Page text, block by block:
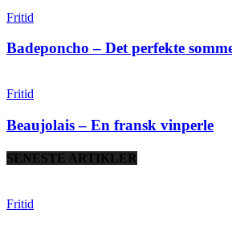
Fritid
Badeponcho – Det perfekte
Fritid
Beaujolais – En fransk vinperle
SENESTE ARTIKLER
Fritid